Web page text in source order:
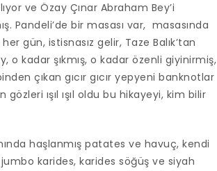
ve Özay Çınar Abraham Bey’i
Pandeli’de bir masası var, masasında
gün, istisnasız gelir, Taze Balık’tan
o kadar şıkmış, o kadar özenli giyinirmiş,
çıkan gıcır gıcır yepyeni banknotlar
ışıl ışıl oldu bu hikayeyi, kim bilir
haşlanmış patates ve havuç, kendi
jumbo karides, karides söğüş ve siyah